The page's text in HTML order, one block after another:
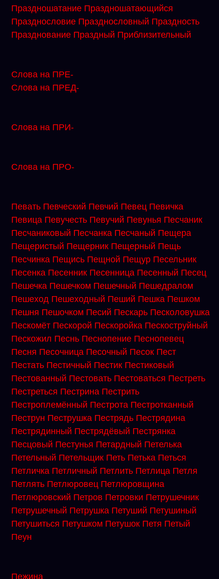
Праздношатание Праздношатающийся
Празднословие Празднословный Праздность
Празднование Праздный Приблизительный
Слова на ПРЕ-
Слова на ПРЕД-
Слова на ПРИ-
Слова на ПРО-
Певать Певческий Певчий Певец Певичка
Певица Певучесть Певучий Певунья Песчаник
Песчаниковый Песчанка Песчаный Пещера
Пещеристый Пещерник Пещерный Пещь
Песчинка Пещись Пещной Пещур Песельник
Песенка Песенник Песенница Песенный Песец
Пешечка Пешечком Пешечный Пешедралом
Пешеход Пешеходный Пеший Пешка Пешком
Пешня Пешочком Песий Пескарь Песколовушка
Пескомёт Пескорой Пескоройка Пескоструйный
Пескожил Песнь Песнопение Песнопевец
Песня Песочница Песочный Песок Пест
Пестать Пестичный Пестик Пестиковый
Пестованный Пестовать Пестоваться Пестреть
Пестреться Пестрина Пестрить
Пестроплемённый Пестрота Пестротканный
Пеструн Пеструшка Пестрядь Пестрядина
Пестрядинный Пестрядёвый Пестрянка
Песцовый Пестунья Петардный Петелька
Петельный Петельщик Петь Петька Петься
Петличка Петличный Петлить Петлица Петля
Петлять Петлюровец Петлюровщина
Петлюровский Петров Петровки Петрушечник
Петрушечный Петрушка Петуший Петушиный
Петушиться Петушком Петушок Петя Петый
Пеун
Пежина